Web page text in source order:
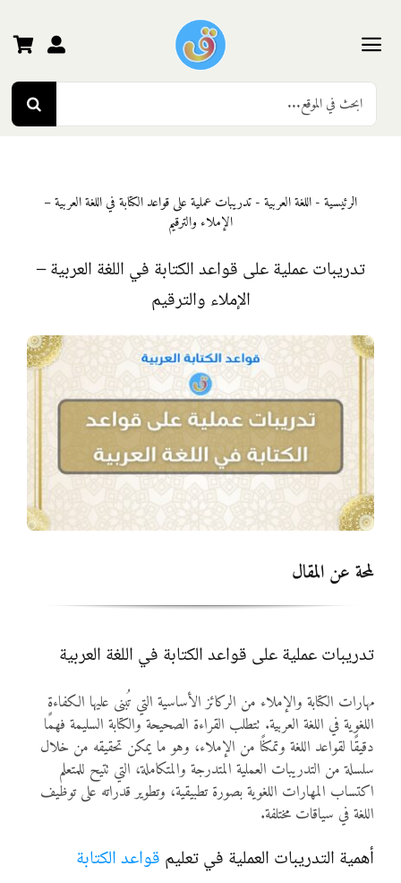
content
Toggle
Navigation
الرئيسية
المرحلة الثالثة
أنواع الموارد
الألعاب التفاعلية
Search
for:
الرئيسية-اللغة العربية-تدريبات عملية على قواعد الكتابة في اللغة العربية –
الإملاء والترقيم
تدريبات عملية على قواعد الكتابة في اللغة العربية –
الإملاء والترقيم
لمحة عن المقال
تدريبات عملية على قواعد الكتابة في اللغة العربية
مهارات الكتابة والإملاء من الركائز الأساسية التي تُبنى عليها الكفاءة
اللغوية في اللغة العربية. تتطلب القراءة الصحيحة والكتابة السليمة فهمًا
دقيقًا لقواعد اللغة وتمكنًا من الإملاء، وهو ما يمكن تحقيقه من خلال
سلسلة من التدريبات العملية المتدرجة والمتكاملة، التي تتيح للمتعلم
اكتساب المهارات اللغوية بصورة تطبيقية، وتطوير قدراته على توظيف
اللغة في سياقات مختلفة.
أهمية التدريبات العملية في تعليم قواعد الكتابة